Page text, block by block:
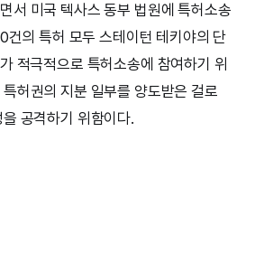
서 미국 텍사스 동부 법원에 특허소송
건의 특허 모두 스테이턴 테키야의 단
적극적으로 특허소송에 참여하기 위
허권의 지분 일부를 양도받은 걸로
공격하기 위함이다.